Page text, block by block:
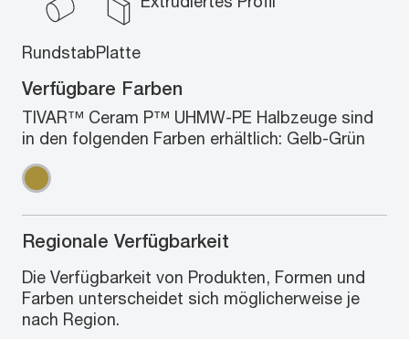
RundstabPlatte
Verfügbare Farben
TIVAR™ Ceram P™ UHMW-PE Halbzeuge sind
in den folgenden Farben erhältlich: Gelb-Grün
Regionale Verfügbarkeit
Die Verfügbarkeit von Produkten, Formen und
Farben unterscheidet sich möglicherweise je
nach Region.